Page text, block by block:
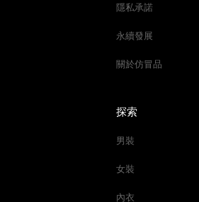
探索
男裝
女裝
內衣
隱私承諾
永續發展
關於仿冒品